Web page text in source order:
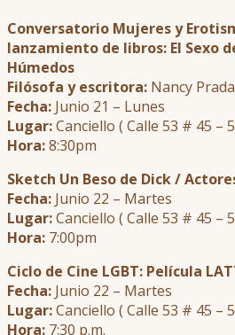
Conversatorio Mujeres y
lanzamiento de libros: El Sexo
Húmedos
Filósofa y escritora: Nancy Prada
Fecha: Junio 21 – Lunes
Lugar:Canciello ( Calle 53 # 45 –
Hora:8:30pm
Sketch Un Beso de Dick /
Fecha: Junio 22 – Martes
Lugar:Canciello ( Calle 53 # 45 –
Hora: 7:00pm
Ciclo de Cine LGBT: Película
Fecha: Junio 22 – Martes
Lugar:Canciello ( Calle 53 # 45 –
Hora: 7:30 p.m.